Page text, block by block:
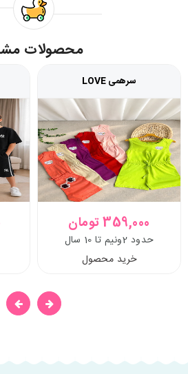
محصولات
سرهمی LOVE
359,000 تومان
حدود 2ونیم تا 10 سال
خرید محصول